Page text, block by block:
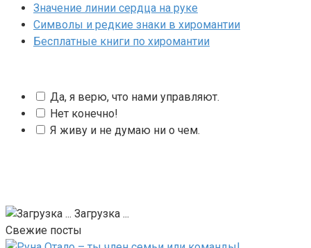
Значение линии сердца на руке
Символы и редкие знаки в хиромантии
Бесплатные книги по хиромантии
Да, я верю, что нами управляют.
Нет конечно!
Я живу и не думаю ни о чем.
Загрузка ...
Свежие посты